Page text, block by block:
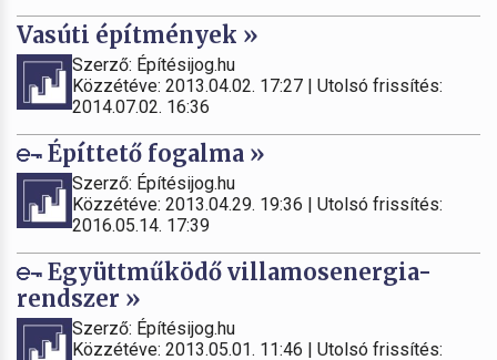
Vasúti építmények »
Szerző: Építésijog.hu
Közzétéve: 2013.04.02. 17:27 | Utolsó frissítés:
2014.07.02. 16:36
Építtető fogalma »
Szerző: Építésijog.hu
Közzétéve: 2013.04.29. 19:36 | Utolsó frissítés:
2016.05.14. 17:39
Együttműködő villamosenergia-
rendszer »
Szerző: Építésijog.hu
Közzétéve: 2013.05.01. 11:46 | Utolsó frissítés: